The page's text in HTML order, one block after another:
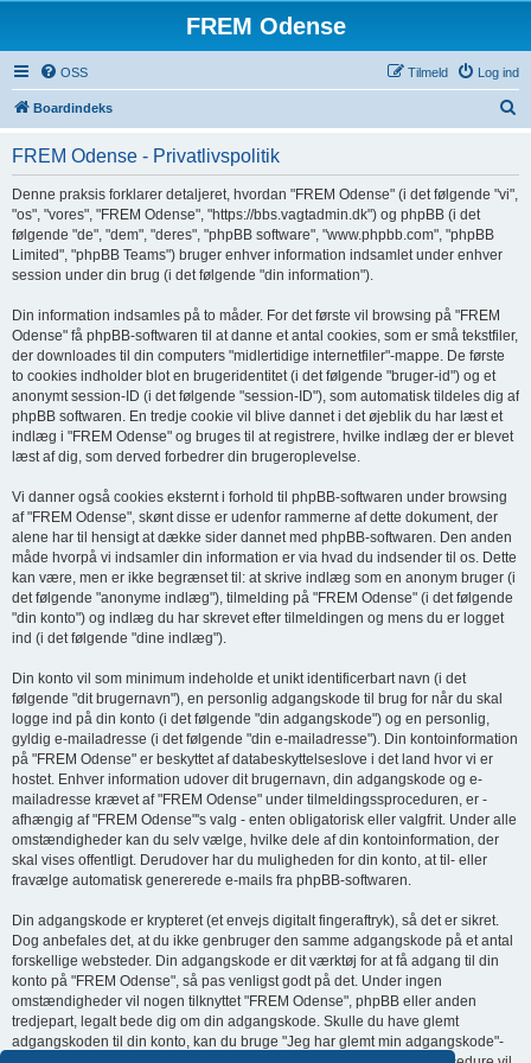
FREM Odense
OSS Log ind
Tilmeld
Boardindeks
FREM Odense - Privatlivspolitik
Denne praksis forklarer detaljeret, hvordan "FREM Odense" (i det følgende "vi",
"os", "vores", "FREM Odense", "https://bbs.vagtadmin.dk") og phpBB (i det
følgende "de", "dem", "deres", "phpBB software", "www.phpbb.com", "phpBB
Limited", "phpBB Teams") bruger enhver information indsamlet under enhver
session under din brug (i det følgende "din information").
Din information indsamles på to måder. For det første vil browsing på "FREM
Odense" få phpBB-softwaren til at danne et antal cookies, som er små tekstfiler,
der downloades til din computers "midlertidige internetfiler"-mappe. De første
to cookies indholder blot en brugeridentitet (i det følgende "bruger-id") og et
anonymt session-ID (i det følgende "session-ID"), som automatisk tildeles dig af
phpBB softwaren. En tredje cookie vil blive dannet i det øjeblik du har læst et
indlæg i "FREM Odense" og bruges til at registrere, hvilke indlæg der er blevet
læst af dig, som derved forbedrer din brugeroplevelse.
Vi danner også cookies eksternt i forhold til phpBB-softwaren under browsing
af "FREM Odense", skønt disse er udenfor rammerne af dette dokument, der
alene har til hensigt at dække sider dannet med phpBB-softwaren. Den anden
måde hvorpå vi indsamler din information er via hvad du indsender til os. Dette
kan være, men er ikke begrænset til: at skrive indlæg som en anonym bruger (i
det følgende "anonyme indlæg"), tilmelding på "FREM Odense" (i det følgende
"din konto") og indlæg du har skrevet efter tilmeldingen og mens du er logget
ind (i det følgende "dine indlæg").
Din konto vil som minimum indeholde et unikt identificerbart navn (i det
følgende "dit brugernavn"), en personlig adgangskode til brug for når du skal
logge ind på din konto (i det følgende "din adgangskode") og en personlig,
gyldig e-mailadresse (i det følgende "din e-mailadresse"). Din kontoinformation
på "FREM Odense" er beskyttet af databeskyttelseslove i det land hvor vi er
hostet. Enhver information udover dit brugernavn, din adgangskode og e-
mailadresse krævet af "FREM Odense" under tilmeldingssproceduren, er -
afhængig af "FREM Odense"'s valg - enten obligatorisk eller valgfrit. Under alle
omstændigheder kan du selv vælge, hvilke dele af din kontoinformation, der
skal vises offentligt. Derudover har du muligheden for din konto, at til- eller
fravælge automatisk genererede e-mails fra phpBB-softwaren.
Din adgangskode er krypteret (et envejs digitalt fingeraftryk), så det er sikret.
Dog anbefales det, at du ikke genbruger den samme adgangskode på et antal
forskellige websteder. Din adgangskode er dit værktøj for at få adgang til din
konto på "FREM Odense", så pas venligst godt på det. Under ingen
omstændigheder vil nogen tilknyttet "FREM Odense", phpBB eller anden
tredjepart, legalt bede dig om din adgangskode. Skulle du have glemt
adgangskoden til din konto, kan du bruge "Jeg har glemt min adgangskode"-